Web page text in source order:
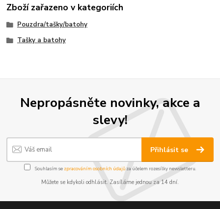
Zboží zařazeno v kategoriích
Pouzdra/tašky/batohy
Tašky a batohy
Nepropásněte novinky, akce a
slevy!
Přihlásit se
Souhlasím se zpracováním osobních údajůza účelem rozesílky newsletteru.
Můžete se kdykoli odhlásit. Zasíláme jednou za 14 dní.